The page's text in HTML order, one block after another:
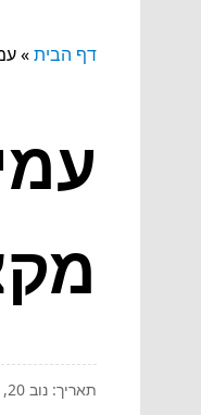
דף הבית»
תאריך: נוב 20, 2025